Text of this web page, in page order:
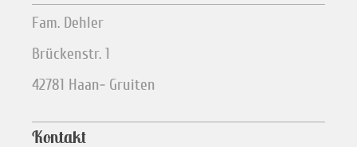
Fam. Dehler
Brückenstr. 1
42781 Haan- Gruiten
Kontakt